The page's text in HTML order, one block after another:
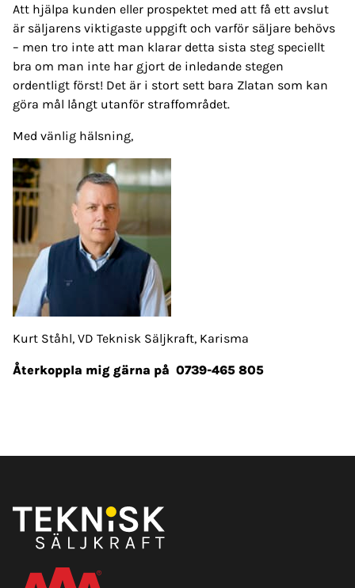
Att hjälpa kunden eller prospektet med att få ett avslut
är säljarens viktigaste uppgift och varför säljare behövs
– men tro inte att man klarar detta sista steg speciellt
bra om man inte har gjort de inledande stegen
ordentligt först! Det är i stort sett bara Zlatan som kan
göra mål långt utanför straffområdet.
Med vänlig hälsning,
Kurt Ståhl, VD Teknisk Säljkraft, Karisma
Återkoppla mig gärna på 0739-465 805